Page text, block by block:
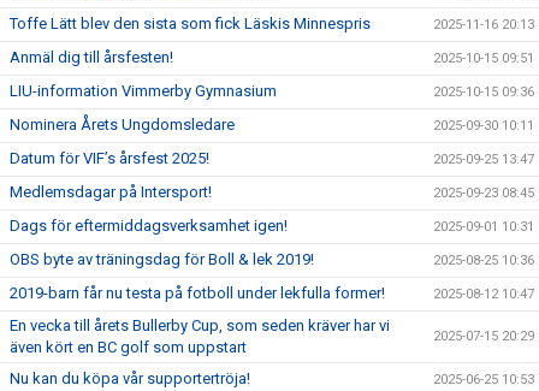
Toffe Lätt blev den sista som fick Läskis Minnespris 2025-11-16 20:13
Anmäl dig till årsfesten! 2025-10-15 09:51
LIU-information Vimmerby Gymnasium 2025-10-15 09:36
Nominera Årets Ungdomsledare 2025-09-30 10:11
Datum för VIF’s årsfest 2025! 2025-09-25 13:47
Medlemsdagar på Intersport! 2025-09-23 08:45
Dags för eftermiddagsverksamhet igen! 2025-09-01 10:31
OBS byte av träningsdag för Boll & lek 2019! 2025-08-25 10:36
2019-barn får nu testa på fotboll under lekfulla former! 2025-08-12 10:47
En vecka till årets Bullerby Cup, som seden kräver har vi
även kört en BC golf som uppstart
2025-07-15 20:29
Nu kan du köpa vår supportertröja! 2025-06-25 10:53